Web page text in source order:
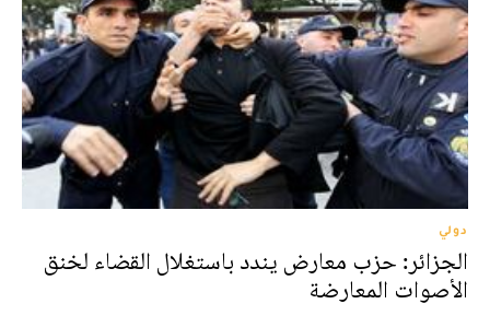
دولي
الجزائر: حزب معارض يندد باستغلال القضاء لخنق
الأصوات المعارضة